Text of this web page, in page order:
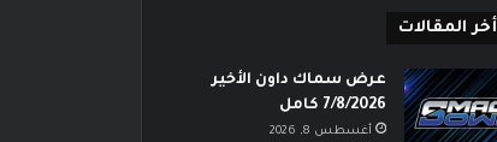
أخر المقالات
عرض سماك داون الأخير
7/8/2026 كامل
أغسطس 8, 2026